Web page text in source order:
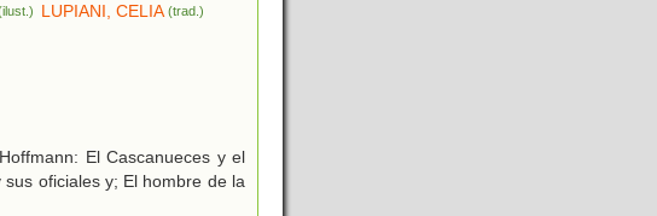
LUPIANI, CELIA (trad.)
El Cascanueces y el
oficiales y; El hombre de la